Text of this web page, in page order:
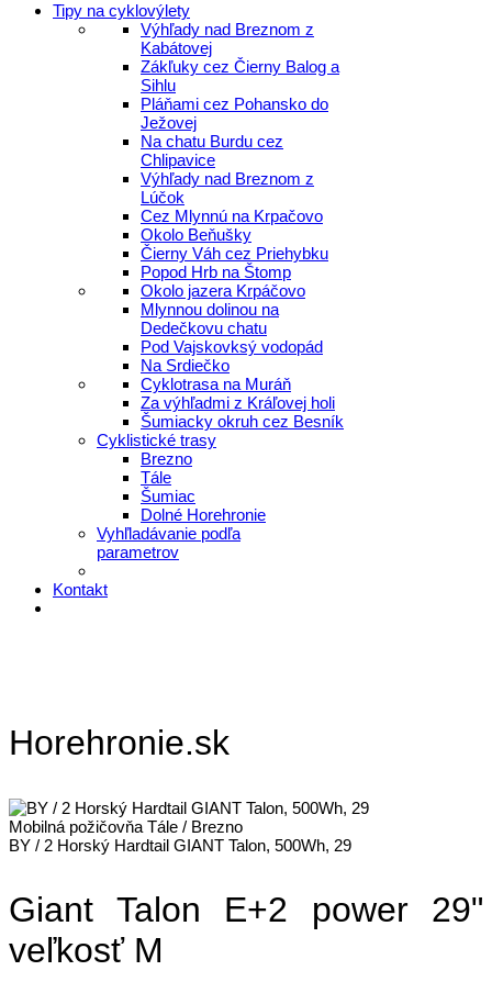
Tipy na cyklovýlety
Výhľady nad Breznom z
Kabátovej
Zákľuky cez Čierny Balog a
Sihlu
Pláňami cez Pohansko do
Ježovej
Na chatu Burdu cez
Chlipavice
Výhľady nad Breznom z
Lúčok
Cez Mlynnú na Krpačovo
Okolo Beňušky
Čierny Váh cez Priehybku
Popod Hrb na Štomp
Okolo jazera Krpáčovo
Mlynnou dolinou na
Dedečkovu chatu
Pod Vajskovksý vodopád
Na Srdiečko
Cyklotrasa na Muráň
Za výhľadmi z Kráľovej holi
Šumiacky okruh cez Besník
Cyklistické trasy
Brezno
Tále
Šumiac
Dolné Horehronie
Vyhľladávanie podľa
parametrov
Kontakt
Horehronie.sk
Mobilná požičovňa Tále / Brezno
BY / 2 Horský Hardtail GIANT Talon, 500Wh, 29
Giant Talon E+2 power 29"
veľkosť M